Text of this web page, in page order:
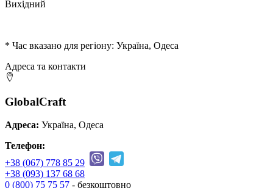
Вихідний
* Час вказано для регіону: Україна, Одеса
Адреса та контакти
GlobalCraft
Адреса: Україна, Одеса
Телефон:
+38 (067) 778 85 29
+38 (093) 137 68 68
0 (800) 75 75 57 - безкоштовно